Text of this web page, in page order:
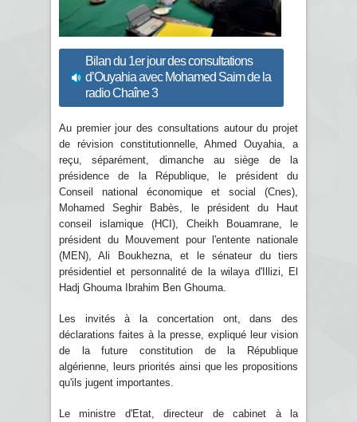
Bilan du 1er jour des consultations
d’Ouyahia avec Mohamed Saim de la
radio Chaîne 3
Au premier jour des consultations autour du projet
de révision constitutionnelle, Ahmed Ouyahia, a
reçu, séparément, dimanche au siège de la
présidence de la République, le président du
Conseil national économique et social (Cnes),
Mohamed Seghir Babès, le président du Haut
conseil islamique (HCI), Cheikh Bouamrane, le
président du Mouvement pour l'entente nationale
(MEN), Ali Boukhezna, et le sénateur du tiers
présidentiel et personnalité de la wilaya d'Illizi, El
Hadj Ghouma Ibrahim Ben Ghouma.
Les invités à la concertation ont, dans des
déclarations faites à la presse, expliqué leur vision
de la future constitution de la République
algérienne, leurs priorités ainsi que les propositions
qu'ils jugent importantes.
Le ministre d'Etat, directeur de cabinet à la